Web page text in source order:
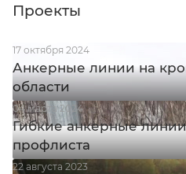
Проекты
17 октября 2024
Анкерные линии на
области
04 марта 2024
Гибкие анкерные
профлиста
22 августа 2023